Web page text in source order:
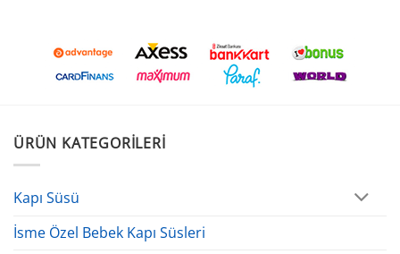
ÜRÜN KATEGORILERI
Kapı Süsü
İsme Özel Bebek Kapı Süsleri